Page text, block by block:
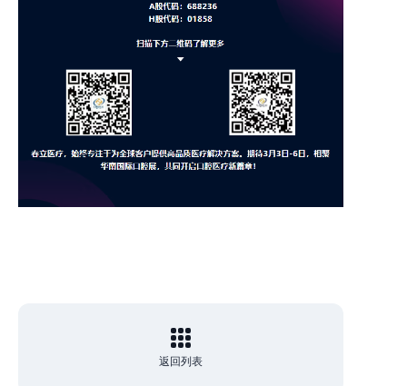
返回列表